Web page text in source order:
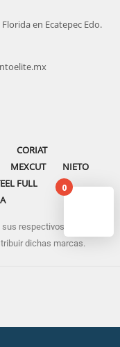
en Ecatepec Edo.
CORIAT
MEXCUT
NIETO
FULL
respectivos dueños
dichas marcas.
0